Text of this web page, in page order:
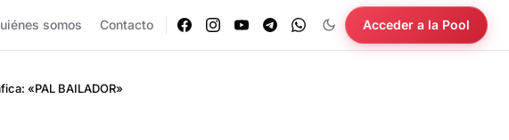
somos Contacto Acceder a la Pool
«PAL BAILADOR»